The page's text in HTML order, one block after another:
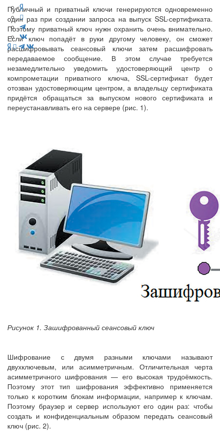
Публичный и приватный ключи генерируются одновременно
один раз при создании запроса на выпуск SSL-сертификата.
Поэтому приватный ключ нужн охранить очень внимательно.
Если ключ попадёт в руки другому человеку, он сможет
расшифровывать сеансовый ключи затем расшифровать
передаваемое сообщение. В этом случае требуется
незамедлительно уведомить удостоверяющий центр о
компрометации приватного ключа, SSL-сертификат будет
отозван удостоверяющим центром, а владельцу сертификата
придётся обращаться за выпуском нового сертификата и
переустанавливать его на сервере (рис. 1).
Рисунок 1. Зашифрованный сеансовый ключ
Шифрование с двумя разными ключами называют
двухключевым, или асимметричным. Отличительная черта
асимметричного шифрования — его высокая трудоёмкость.
Поэтому этот тип шифрования эффективно применяется
только к коротким блокам информации, например к ключам.
Поэтому браузер и сервер используют его один раз: чтобы
создать и конфиденциальным образом передать сеансовый
ключ (рис. 2).